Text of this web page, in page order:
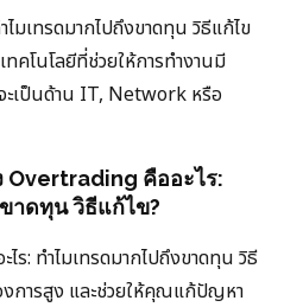
มเทรดมากไปถึงขาดทุน วิธีแก้ไข
คโนโลยีที่ช่วยให้การทำงานมี
ะเป็นด้าน IT, Network หรือ
Overtrading คืออะไร:
าดทุน วิธีแก้ไข?
ร: ทำไมเทรดมากไปถึงขาดทุน วิธี
การสูง และช่วยให้คุณแก้ปัญหา